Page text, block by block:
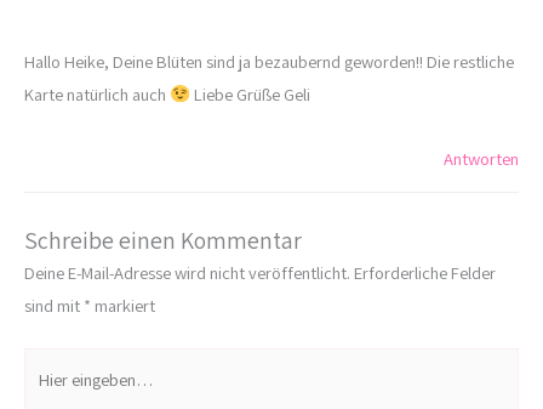
Hallo Heike, Deine Blüten sind ja bezaubernd geworden!! Die restliche
Karte natürlich auch
Liebe Grüße Geli
Antworten
Schreibe einen Kommentar
Deine E-Mail-Adresse wird nicht veröffentlicht. Erforderliche Felder
sind mit * markiert
eingeben…